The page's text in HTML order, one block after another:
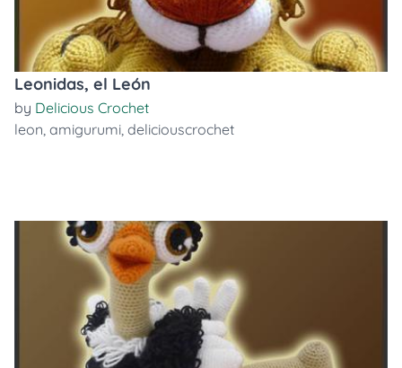
Leonidas, el León
by Delicious Crochet
leon, amigurumi, deliciouscrochet